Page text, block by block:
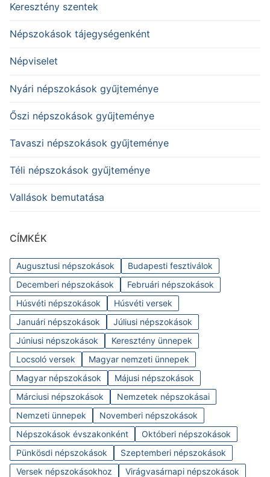
Keresztény szentek
Népszokások tájegységenként
Népviselet
Nyári népszokások gyűjteménye
Őszi népszokások gyűjteménye
Tavaszi népszokások gyűjteménye
Téli népszokások gyűjteménye
Vallások bemutatása
CÍMKÉK
Augusztusi népszokások
Budapesti fesztiválok
Decemberi népszokások
Februári népszokások
Húsvéti népszokások
Húsvéti versek
Januári népszokások
Júliusi népszokások
Júniusi népszokások
Keresztény ünnepek
Locsoló versek
Magyar nemzeti ünnepek
Magyar népszokások
Májusi népszokások
Márciusi népszokások
Nemzetek népszokásai
Nemzeti ünnepek
Novemberi népszokások
Népszokások évszakonként
Októberi népszokások
Pünkösdi népszokások
Szeptemberi népszokások
Versek népszokásokhoz
Virágvasárnapi népszokások